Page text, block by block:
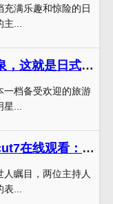
充满乐趣和惊险的日
...
睡榻榻米，浸温泉，这就是日式生活！《温泉行不行》百度云盘教你如何实现
一档备受欢迎的旅游
...
《温泉行不行》cut7在线观看：深入探寻日本温泉文化
人瞩目，两位主持人
...